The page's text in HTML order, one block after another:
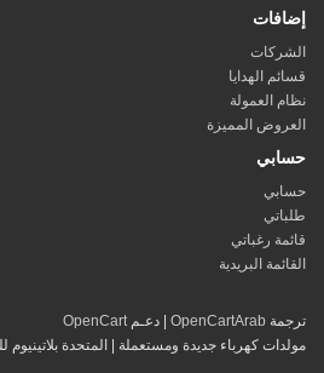
الهدايا
العمولة
المميزة
رغباتي
البريدية
OpenCartArab| دعـم
OpenCart
كهرباء جديدة ومستعملة | المتحدة بلاتينيوم للطاقة